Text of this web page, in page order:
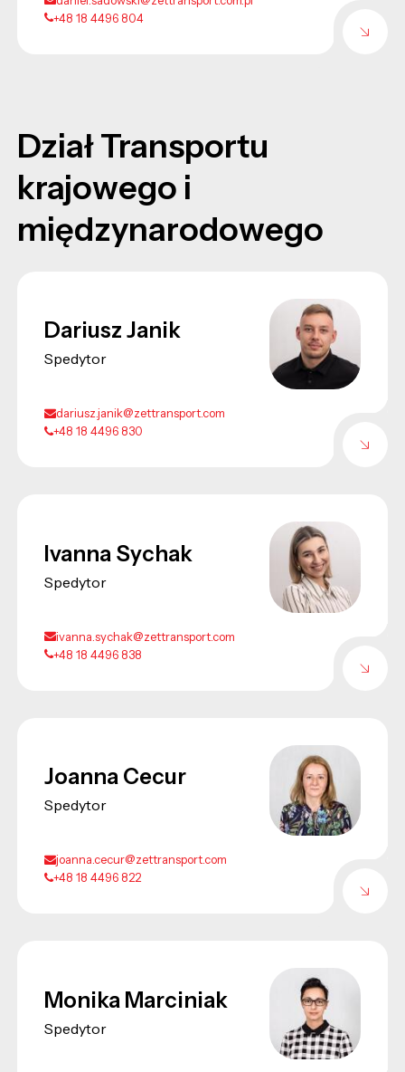
+48 18 4496 804
Dział Transportu
krajowego i
międzynarodowego
Dariusz Janik
Spedytor
dariusz.janik@zettransport.com
+48 18 4496 830
Ivanna Sychak
Spedytor
ivanna.sychak@zettransport.com
+48 18 4496 838
Joanna Cecur
Spedytor
joanna.cecur@zettransport.com
+48 18 4496 822
Monika Marciniak
Spedytor